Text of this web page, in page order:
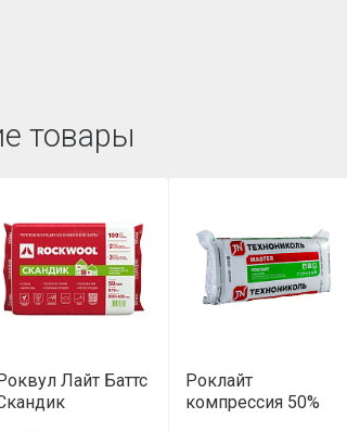
товары
Лайт Баттс
Роклайт
компрессия 50%